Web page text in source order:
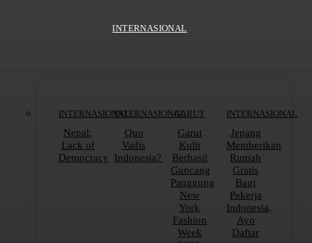
INTERNASIONAL
INTERNASIONAL
Nepal:
Lack of
Democracy
INTERNASIONAL
Quo
Vadis
Indonesia?
GARUT
Garut
Kulit
Berhasil
Guncang
Panggung
New
York
Fashion
Week
INTERNASIONAL
Jepang
Memberikan
Rumah
Gratis
Bagi
Pekerja
Indonesia,
Ayo
Daftar